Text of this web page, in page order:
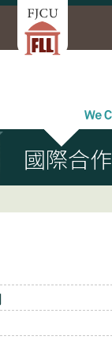
學習資源
國際合作